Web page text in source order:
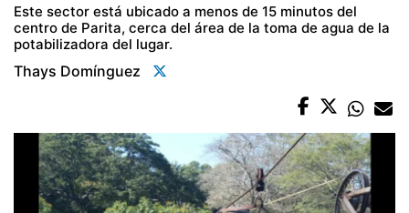
Este sector está ubicado a menos de 15 minutos del
centro de Parita, cerca del área de la toma de agua de la
potabilizadora del lugar.
Thays Domínguez